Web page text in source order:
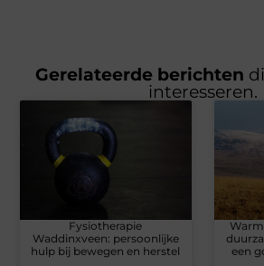
Gerelateerde berichten
interesseren.
Fysiotherapie
Waddinxveen: persoonlijke
hulp bij bewegen en herstel
een